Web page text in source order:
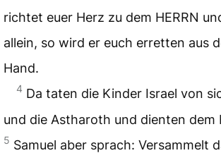
richtet euer Herz zu dem HERRN
allein, so wird er euch erretten aus
Hand.
4 Da taten die Kinder Israel von
und die Astharoth und dienten dem
5 Samuel aber sprach: Versammelt